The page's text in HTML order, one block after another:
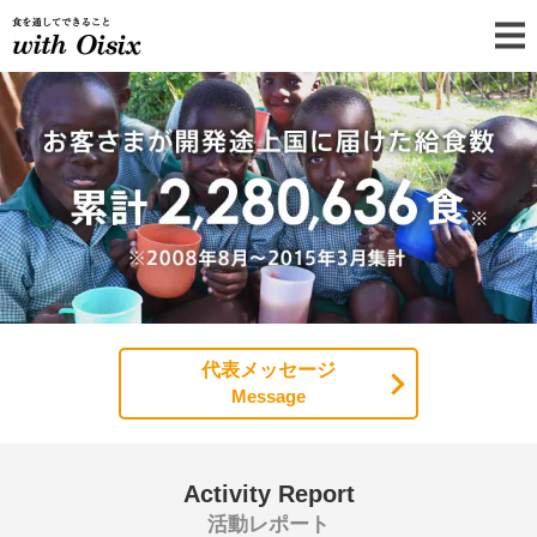
食を通してできることOisix の社
代表メッセージ
Message
Activity Report
活動レポート